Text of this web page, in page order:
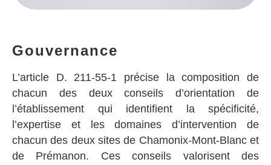
Gouvernance
L’article D. 211-55-1 précise la composition de
chacun des deux conseils d’orientation de
l’établissement qui identifient la spécificité,
l’expertise et les domaines d’intervention de
chacun des deux sites de Chamonix-Mont-Blanc et
de Prémanon. Ces conseils valorisent des